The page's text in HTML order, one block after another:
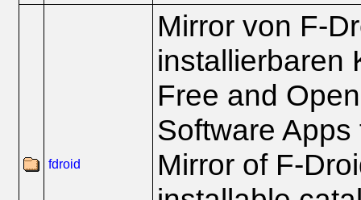
fdroid
Mirror von F-
installierbaren
Free and
Software Apps
Mirror of F-